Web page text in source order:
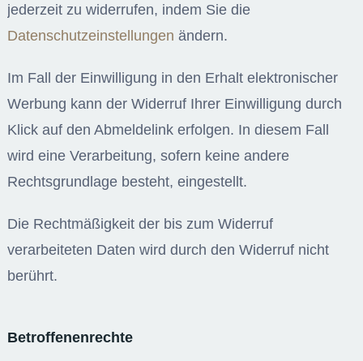
jederzeit zu widerrufen, indem Sie die
Datenschutzeinstellungen ändern.
Im Fall der Einwilligung in den Erhalt elektronischer
Werbung kann der Widerruf Ihrer Einwilligung durch
Klick auf den Abmeldelink erfolgen. In diesem Fall
wird eine Verarbeitung, sofern keine andere
Rechtsgrundlage besteht, eingestellt.
Die Rechtmäßigkeit der bis zum Widerruf
verarbeiteten Daten wird durch den Widerruf nicht
berührt.
Betroffenenrechte